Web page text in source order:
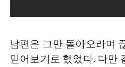
남편은 그만 돌아오라며
믿어보기로 했었다. 다만